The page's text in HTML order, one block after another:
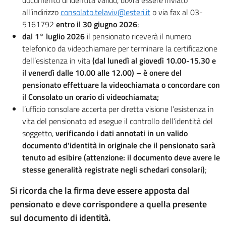
all’indirizzoconsolato.telaviv@esteri.ito via fax al 03-
5161792 entro il 30 giugno 2026;
dal 1° luglio 2026 il pensionato riceverà il numero
telefonico da videochiamare per terminare la certificazione
dell’esistenza in vita(dal lunedì al giovedì 10.00-15.30 e
il venerdì dalle 10.00 alle 12.00) – è onere del
pensionato effettuare la videochiamata o concordare con
il Consolato un orario di videochiamata;
l’ufficio consolare accerta per diretta visione l’esistenza in
vita del pensionato ed esegue il controllo dell’identità del
soggetto,verificando i dati annotati in un valido
documento d’identità in originale che il pensionato sarà
tenuto ad esibire (attenzione: il documento deve avere le
stesse generalità registrate negli schedari consolari);
Si ricorda che la firma deve essere apposta dal
pensionato e deve corrispondere a quella presente
sul documento di identità.